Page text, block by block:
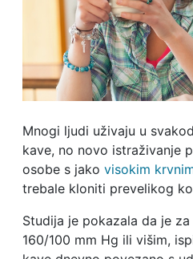
Mnogi ljudi uživaju u
kave, no novo istraživanje
osobe s jako visokim
trebale kloniti prevelikog
Studija je pokazala da je
160/100 mm Hg ili višim,